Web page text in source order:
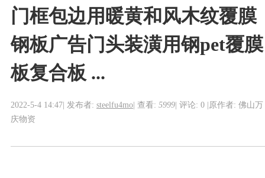
门框包边用暖黄和风木纹覆膜
钢板广告门头装潢用钢pet覆膜
板复合板 ...
2022-5-4 14:47 发布者: steelfu4mo 查看: 5999 评论: 0 原作者: 佛山万
庆物资